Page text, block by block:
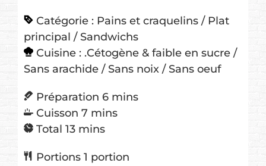
Catégorie : Pains et craquelins / Plat
principal / Sandwichs
Cuisine : .Cétogène & faible en sucre /
Sans arachide / Sans noix / Sans oeuf
Préparation 6minutes
mins
Cuisson 7minutes
mins
Total 13minutes
mins
Portions 1 portion